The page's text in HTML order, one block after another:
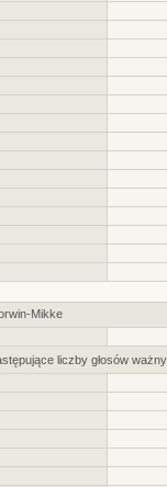
Mikke
liczby głosów